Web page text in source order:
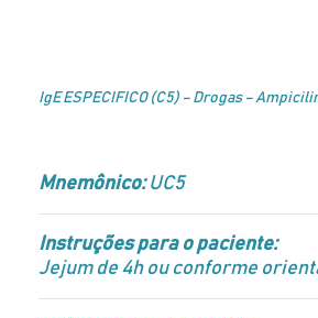
IgE ESPECIFICO (C5) – Drogas –
Mnemônico:UC5
Instruções para o paciente:
Jejum de 4h ou conforme